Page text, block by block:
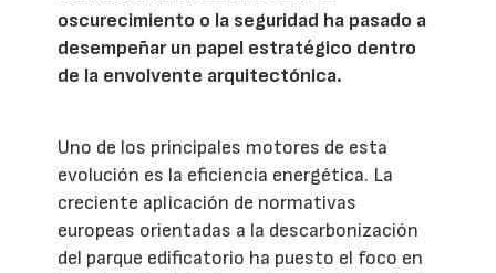
oscurecimiento o la seguridad ha pasado a
desempeñar un papel estratégico dentro
de la envolvente arquitectónica.
Uno de los principales motores de esta
evolución es la eficiencia energética. La
creciente aplicación de normativas
europeas orientadas a la descarbonización
del parque edificatorio ha puesto el foco en